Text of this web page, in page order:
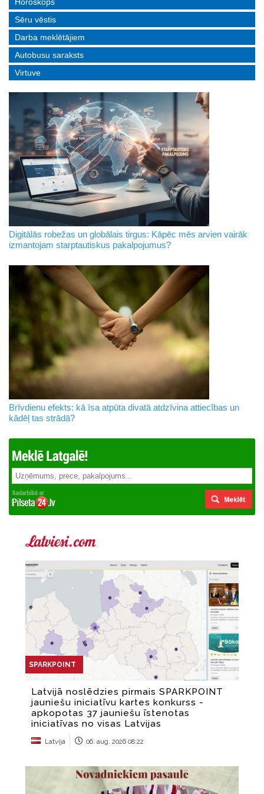
Sēru vēstis
Darba meklētājiem
Autobusu saraksts
Virtuve
Digitālās robežas un globālais tirgus: Kāpēc mēs arvien vairāk
izmantojam starptautiskus pakalpojumus?
Brīvdienu efekts: kā īsa atpūta divatā atdzīvina attiecības un
kādēļ tas strādā?